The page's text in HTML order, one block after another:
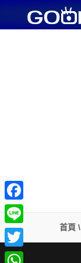
GOODTV+
首頁 \
Facebook
Line
Twitter